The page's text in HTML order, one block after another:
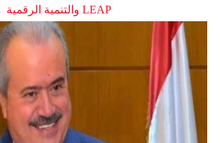
LEAP والتنمية الرقمية